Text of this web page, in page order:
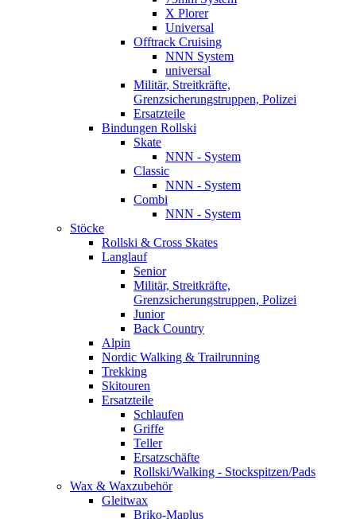
X Plorer
Universal
Offtrack Cruising
NNN System
universal
Militär, Streitkräfte,
Grenzsicherungstruppen, Polizei
Ersatzteile
Bindungen Rollski
Skate
NNN - System
Classic
NNN - System
Combi
NNN - System
Stöcke
Rollski & Cross Skates
Langlauf
Senior
Militär, Streitkräfte,
Grenzsicherungstruppen, Polizei
Junior
Back Country
Alpin
Nordic Walking & Trailrunning
Trekking
Skitouren
Ersatzteile
Schlaufen
Griffe
Teller
Ersatzschäfte
Rollski/Walking - Stockspitzen/Pads
Wax & Waxzubehör
Gleitwax
Briko-Maplus